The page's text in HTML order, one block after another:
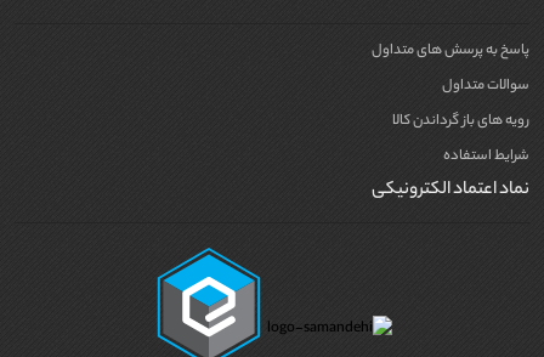
پاسخ به پرسش های متداول
سوالات متداول
رویه های باز گرداندن کالا
شرایط استفاده
نماد اعتماد الکترونیکی